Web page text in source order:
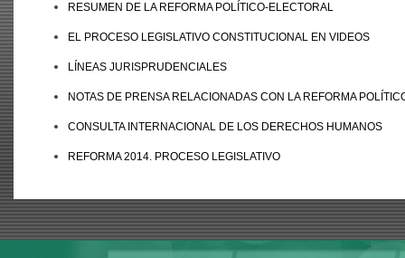
RESUMEN DE LA REFORMA POLÍTICO-ELECTORAL
EL PROCESO LEGISLATIVO CONSTITUCIONAL EN VIDEOS
LÍNEAS JURISPRUDENCIALES
NOTAS DE PRENSA RELACIONADAS CON LA REFORMA
CONSULTA INTERNACIONAL DE LOS DERECHOS HUMANOS
REFORMA 2014. PROCESO LEGISLATIVO